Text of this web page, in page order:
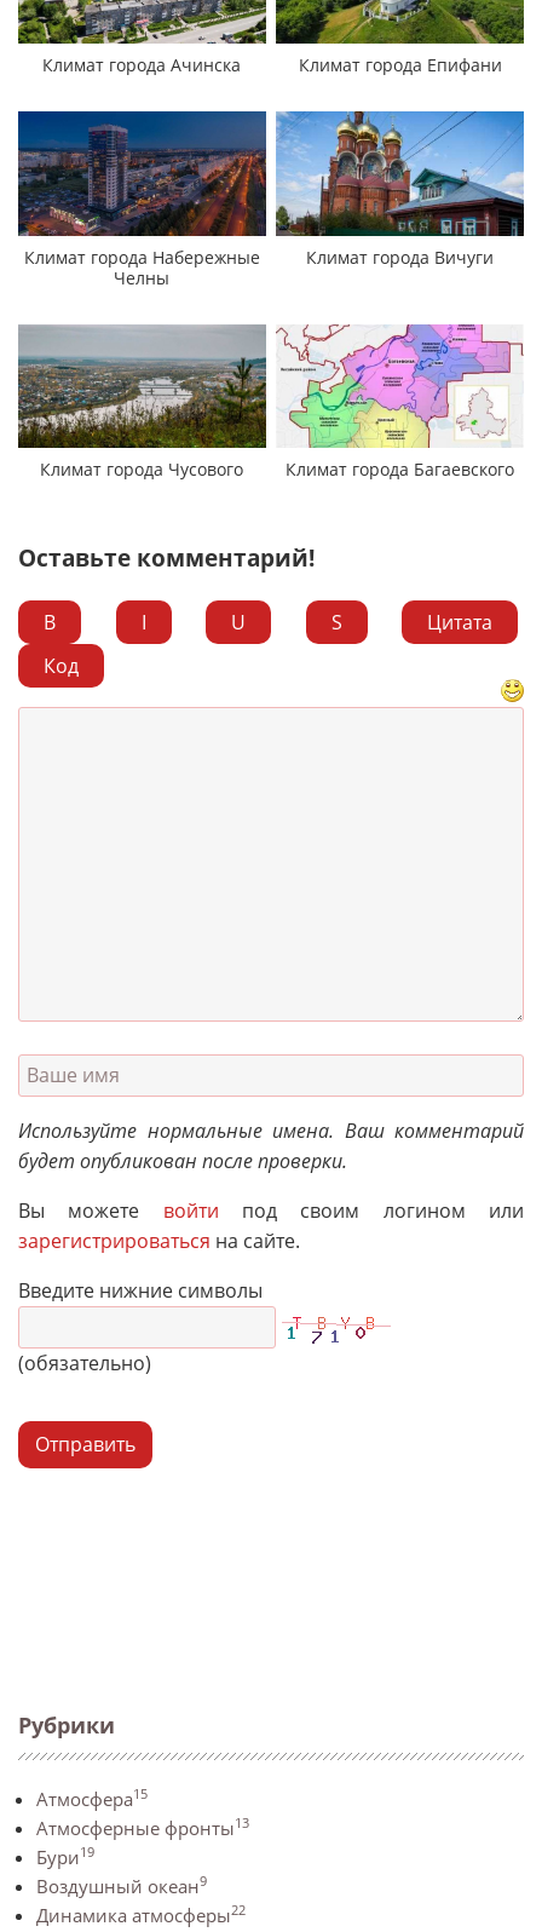
Рубрики
Атмосфера15
Атмосферные фронты13
Бури19
Воздушный океан9
Динамика атмосферы22
Климат города Ачинска Климат города Епифани
Климат города Набережные
Челны
Климат города Вичуги
Климат города Чусового Климат города Багаевского
Оставьте комментарий!
B I U S
Цитата
Код
Используйте нормальные имена. Ваш комментарий
будет опубликован после проверки.
Вы можете войти под своим логином или
зарегистрироваться на сайте.
Введите нижние символы
(обязательно)
Отправить